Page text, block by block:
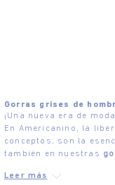
Gorras grises de
¡Una nueva era de
En Americanino, la
conceptos; son la
también en nuestras